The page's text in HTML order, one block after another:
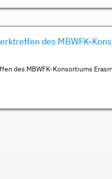
des MBWFK-
des MBWFK-Konsortiums